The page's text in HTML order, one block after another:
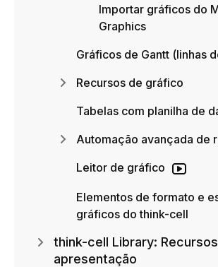
Importar gráficos do
Graphics
Gráficos de Gantt (linhas
Recursos de gráfico
Tabelas com planilha de
Automação avançada de
Leitor de gráfico
Elementos de formato e
gráficos do think-cell
think-cell Library:
apresentação